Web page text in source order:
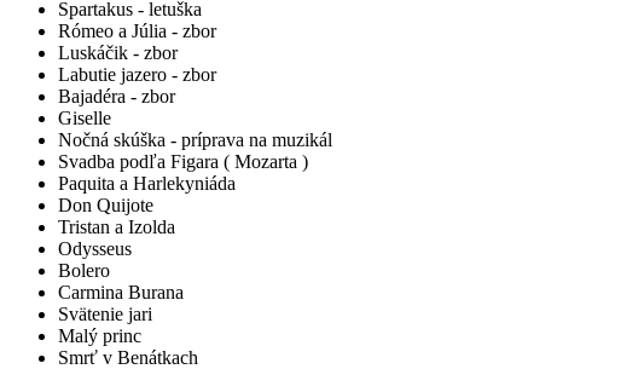
Spartakus - letuška
Rómeo a Júlia - zbor
Luskáčik - zbor
Labutie jazero - zbor
Bajadéra - zbor
Giselle
Nočná skúška - príprava na muzikál
Svadba podľa Figara ( Mozarta )
Paquita a Harlekyniáda
Don Quijote
Tristan a Izolda
Odysseus
Bolero
Carmina Burana
Svätenie jari
Malý princ
Smrť v Benátkach